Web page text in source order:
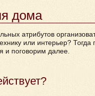
дома
атрибутов
или интерьер?
и поговорим далее.